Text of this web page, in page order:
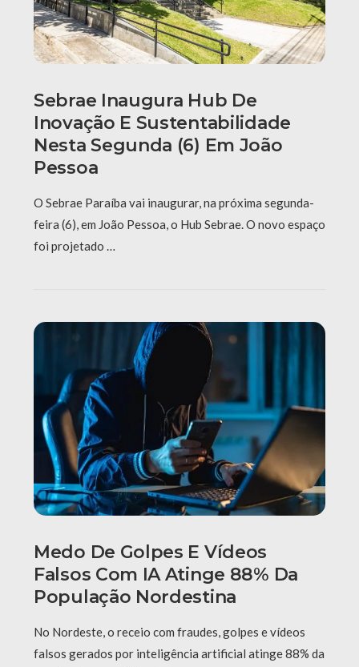
Sebrae Inaugura Hub De
Inovação E Sustentabilidade
Nesta Segunda (6) Em João
Pessoa
O Sebrae Paraíba vai inaugurar, na próxima segunda-
feira (6), em João Pessoa, o Hub Sebrae. O novo espaço
foi projetado …
Medo De Golpes E Vídeos
Falsos Com IA Atinge 88% Da
População Nordestina
No Nordeste, o receio com fraudes, golpes e vídeos
falsos gerados por inteligência artificial atinge 88% da